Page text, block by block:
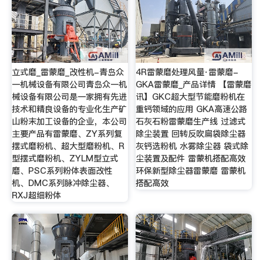
立式磨_雷蒙磨_改性机-青岛众
一机械设备有限公司青岛众一机
械设备有限公司是一家拥有先进
技术和精良设备的专业化生产矿
山粉末加工设备的企业，本公司
主要产品有雷蒙磨、ZY系列复
摆式磨粉机、超大型磨粉机、R
型摆式磨粉机、ZYLM型立式
磨、PSC系列粉体表面改性
机、DMC系列脉冲除尘器、
RXJ超细粉体
4R雷蒙磨处理风量·雷蒙磨-
GKA雷蒙磨_产品详情 【雷蒙磨
讯】GKC超大型节能磨粉机在
重钙领域的应用 GKA高速公路
石灰石粉雷蒙磨生产线 过滤式
除尘装置 回转反吹扁袋除尘器
灰钙选粉机 水雾除尘器 袋式除
尘装置及配件 雷蒙机搭配高效
环保新型除尘器雷蒙磨 雷蒙机
搭配高效